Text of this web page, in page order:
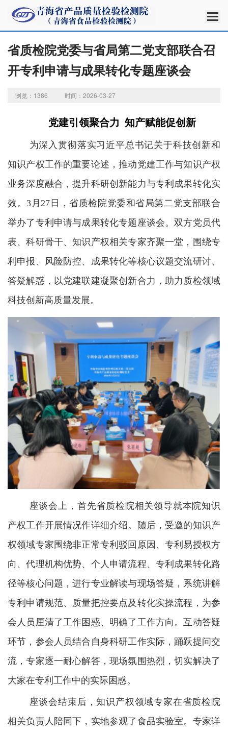
省质检院党委与省局第二党支部联合召
开专利申请与成果转化专题座谈会
浏览：1386 时间：2026-03-27
党建引领聚合力 知产赋能促创新
为深入贯彻落实习近平总书记关于科技创新和
知识产权工作的重要论述，推动党建工作与知识产权
业务深度融合，提升科研创新能力与专利成果转化实
效。3 月27 日，省质检院党委和省局第二党支部联合
举办了专利申请与成果转化专题座谈会。双方党员代
表、科研骨干、知识产权相关专家齐聚一堂，围绕专
利申报、风险防控、成果转化等核心议题交流研讨、
答疑解惑，以党建联建凝聚创新合力，助力质检领域
科技创新高质量发展。
座谈会上，首先省质检院相关领导就本院知识
产权工作开展情况作详细介绍。随后，受邀的知识产
权领域专家围绕非正常专利驳回原因、专利易授权方
向、代理机构优势、个人申请流程、专利成果转化路
径等核心问题，进行专业解读与现场答疑，系统讲解
专利申请规范、质量把控要点及转化实操流程，为参
会人员厘清了工作困惑、明确了工作方向。互动答疑
环节，参会人员结合自身科研工作实际，踊跃提问交
流，专家逐一耐心解答，现场氛围热烈，切实解决了
大家在专利工作中的实际困惑。
座谈会结束后，知识产权领域专家在省质检院
相关负责人陪同下，实地参观了食品实验室。专家详